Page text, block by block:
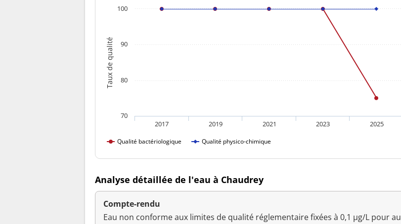
Taux de qualité
Qualité bactériologique Qualité physico-chimique
2017 2019 2021 2023 2025
70
80
90
100
Analyse détaillée de l'eau à Chaudrey
Compte-rendu
Eau non conforme aux limites de qualité réglementaire fixées à 0,1 µg/L pour au